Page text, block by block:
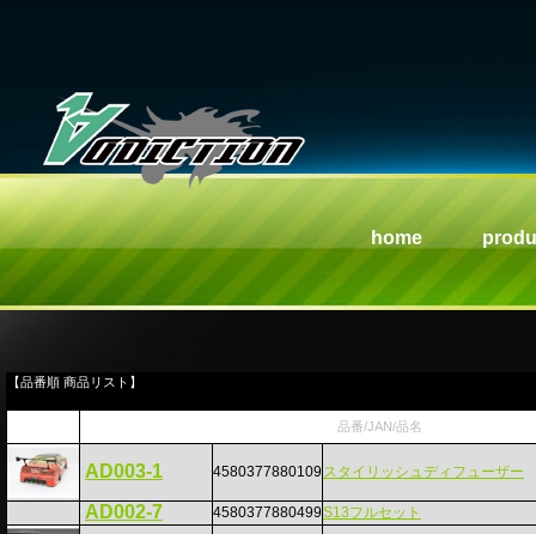
home
【品番順 商品リスト】
品番/JAN/品名
AD003-1 4580377880109 スタイリッシュディフューザー
AD002-7 4580377880499S13フルセット